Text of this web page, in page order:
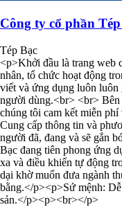
Công ty cổ phần
Tép Bạc
<p>Khởi đầu là trang web
nhân, tổ chức hoạt động
viết và ứng dụng luôn
người dùng.<br> <br> Bên
chúng tôi cam kết miễn
Cung cấp thông tin và
người đã, đang và sẽ gắn
Bạc đang tiên phong ứng
xa và điều khiển tự động
dại khờ muốn đưa ngành
bằng.</p><p>Sứ mệnh:
sản.</p><p><br></p>